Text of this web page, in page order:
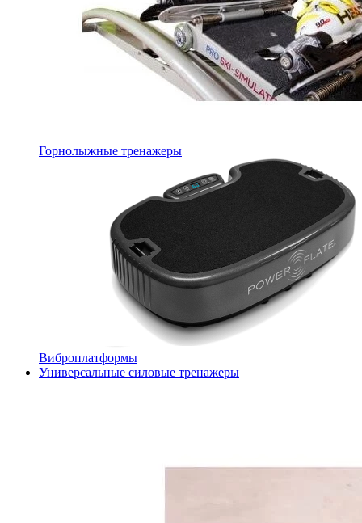
Горнолыжные тренажеры
Виброплатформы
Универсальные силовые тренажеры